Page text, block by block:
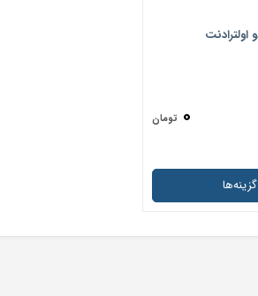
۰ تومان